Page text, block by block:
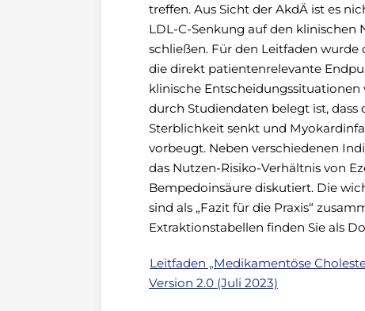
treffen. Aus Sicht der AkdÄ ist es
LDL-C-Senkung auf den klinischen
schließen. Für den Leitfaden wurde
die direkt patientenrelevante
klinische
durch Studiendaten belegt ist, dass
Sterblichkeit senkt und
vorbeugt. Neben verschiedenen
das Nutzen-Risiko-Verhältnis von
Bempedoinsäure diskutiert. Die
sind als „Fazit für die Praxis“
Extraktionstabellen finden Sie als
Leitfaden „Medikamentöse
Version 2.0 (Juli 2023)